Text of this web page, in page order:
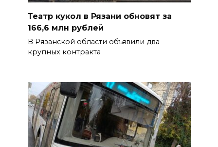
Театр кукол в Рязани обновят за
166,6 млн рублей
В Рязанской области объявили два
крупных контракта